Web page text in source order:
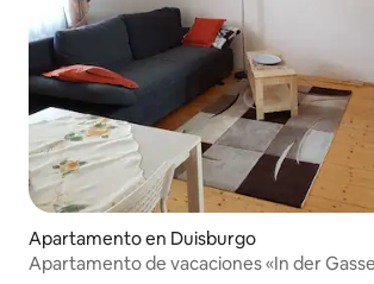
Apartamento en Duisburgo
Apartamento de vacaciones «In der